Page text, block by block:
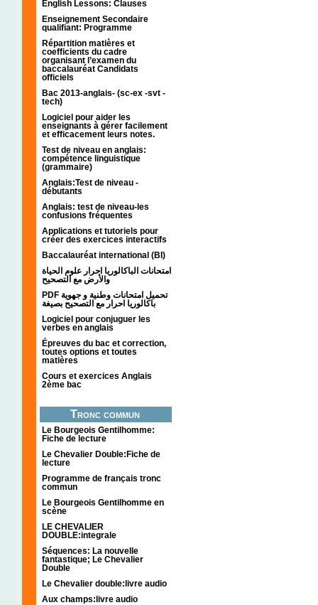
English Lessons: Clauses
Enseignement Secondaire
qualifiant: Programme
Répartition matières et
coefficients du cadre
organisant l’examen du
baccalauréat Candidats
officiels
Bac 2013-anglais- (sc-ex -svt -
tech)
Logiciel pour aider les
enseignants à gérer facilement
et efficacement leurs notes.
Test de niveau en anglais:
compétence linguistique
(grammaire)
Anglais:Test de niveau -
débutants
Anglais: test de niveau-les
confusions fréquentes
Applications et tutoriels pour
créer des exercices interactifs
Baccalauréat international (BI)
امتحانات الباكالوريا احرار علوم الحياة
والأرض مع التصحيح
PDF تحميل امتحانات وطنية و جهوية
باكالوريا احرار مع التصحيح بصيغة
Logiciel pour conjuguer les
verbes en anglais
Épreuves du bac et correction,
toutes options et toutes
matières
Cours et exercices Anglais
2ème bac
Tronc commun
Le Bourgeois Gentilhomme:
Fiche de lecture
Le Chevalier Double:Fiche de
lecture
Programme de français tronc
commun
Le Bourgeois Gentilhomme en
scène
LE CHEVALIER
DOUBLE:integrale
Séquences: La nouvelle
fantastique; Le Chevalier
Double
Le Chevalier double:livre audio
Aux champs:livre audio